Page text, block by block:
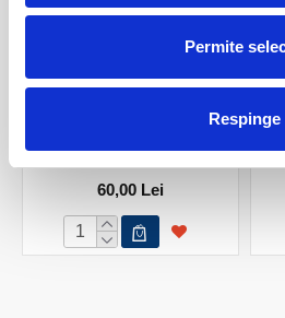
Permite
Respinge
mineral unicat m15
60,00 Lei